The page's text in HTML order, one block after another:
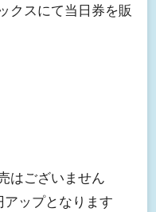
クスにて当日券を販
はございません
ップとなります